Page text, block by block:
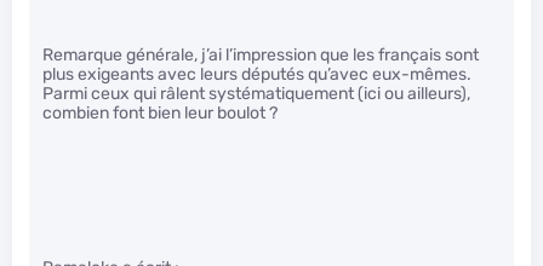
Remarque générale, j’ai l’impression que les français sont
plus exigeants avec leurs députés qu’avec eux-mêmes.
Parmi ceux qui râlent systématiquement (ici ou ailleurs),
combien font bien leur boulot ?